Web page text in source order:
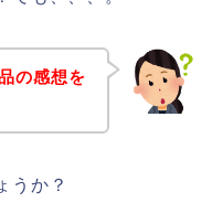
の感想を
うか？